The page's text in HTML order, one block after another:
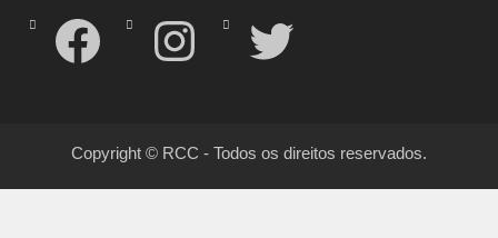
Facebook Instagram Twitter
Copyright © RCC - Todos os direitos reservados.